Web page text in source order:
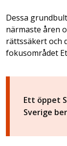
Dessa
närmaste åren
rättssäkert och
fokusområdet
Ett öppet
Sverige